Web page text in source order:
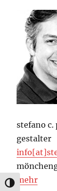
stefano c.
gestalter
mehr